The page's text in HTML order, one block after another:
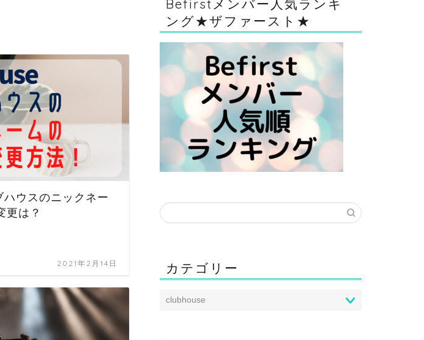
ウスのニックネー
更は？
2021年2月14日
Befirstメンバー人気ランキ
ング★ザファースト★
カテゴリー